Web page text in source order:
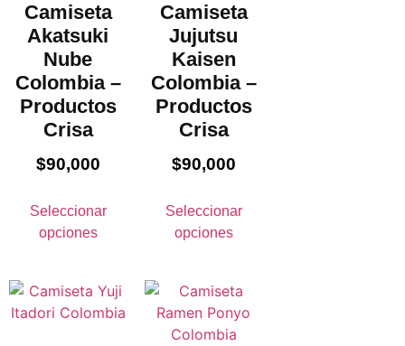
Camiseta
Akatsuki
Nube
Colombia –
Productos
Crisa
$90,000
Seleccionar
opciones
Camiseta
Jujutsu
Kaisen
Colombia –
Productos
Crisa
$90,000
Seleccionar
opciones